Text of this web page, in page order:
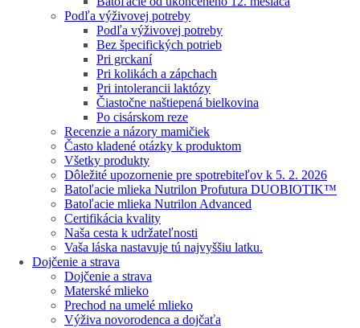
Podľa výživovej potreby
Podľa výživovej potreby
Bez špecifických potrieb
Pri grckaní
Pri kolikách a zápchach
Pri intolerancii laktózy
Čiastočne naštiepená bielkovina
Po cisárskom reze
Recenzie a názory mamičiek
Často kladené otázky k produktom
Všetky produkty
Dôležité upozornenie pre spotrebiteľov k 5. 2. 2026
Batoľacie mlieka Nutrilon Profutura DUOBIOTIK™
Batoľacie mlieka Nutrilon Advanced
Certifikácia kvality
Naša cesta k udržateľnosti
Vaša láska nastavuje tú najvyššiu latku.
Dojčenie a strava
Dojčenie a strava
Materské mlieko
Prechod na umelé mlieko
Výživa novorodenca a dojčaťa